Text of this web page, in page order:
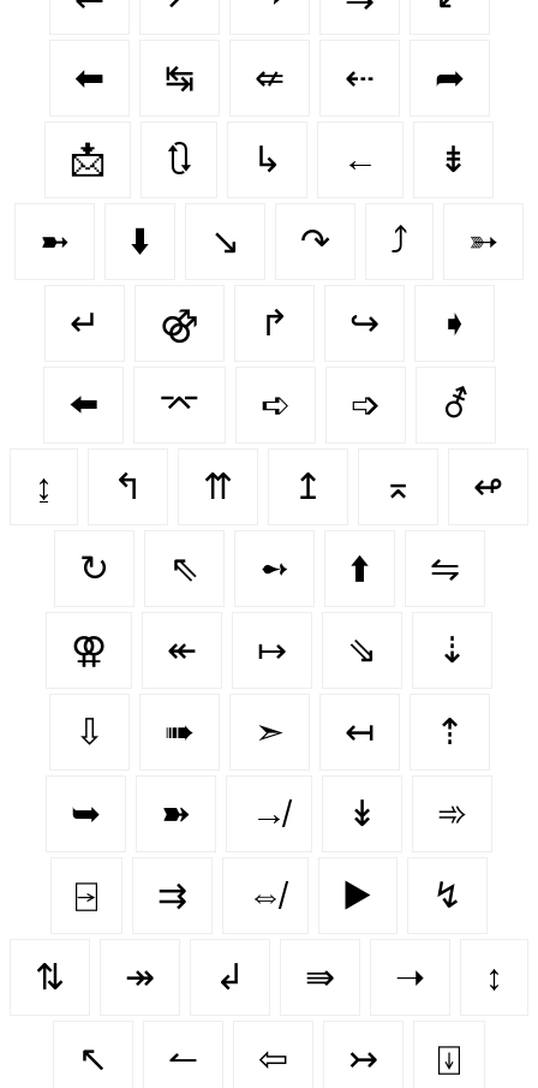
⬅ ↹ ⇍ ⇠ ➦
📩 🔃 ↳ ← ⇟
➼ ⬇️ ↘ ↷ ⤴ ➳
↵ ⚣ ↱ ↪️ ➧
⬅️ ⌤ ➪ ➩ ⚦
↨ ↰ ⇈ ↥ ⌅ ↫
↻ ⇖ ➻ ⬆️ ⇋
⚢ ↞ ↦ ⇘ ⇣
⇩ ➠ ➣ ↤ ⇡
➥ ➽ ↛ ↡ ➾
⍈ ⇉ ⇎ ▶️ ↯
⇅ ↠ ↲ ⇛ ➝ ↕️
↖ ↼ ⇦ ↣ ⍗